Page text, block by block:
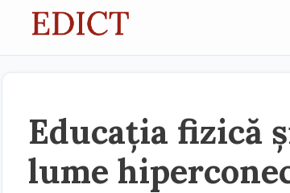
Educația fizică
lume